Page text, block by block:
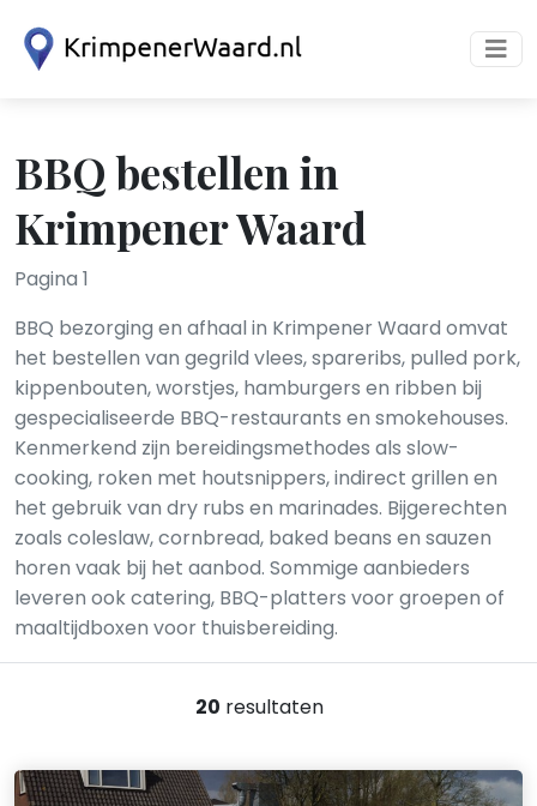
BBQ bestellen in
Krimpener Waard
Pagina 1
BBQ bezorging en afhaal in Krimpener Waard omvat
het bestellen van gegrild vlees, spareribs, pulled pork,
kippenbouten, worstjes, hamburgers en ribben bij
gespecialiseerde BBQ-restaurants en smokehouses.
Kenmerkend zijn bereidingsmethodes als slow-
cooking, roken met houtsnippers, indirect grillen en
het gebruik van dry rubs en marinades. Bijgerechten
zoals coleslaw, cornbread, baked beans en sauzen
horen vaak bij het aanbod. Sommige aanbieders
leveren ook catering, BBQ-platters voor groepen of
maaltijdboxen voor thuisbereiding.
20 resultaten